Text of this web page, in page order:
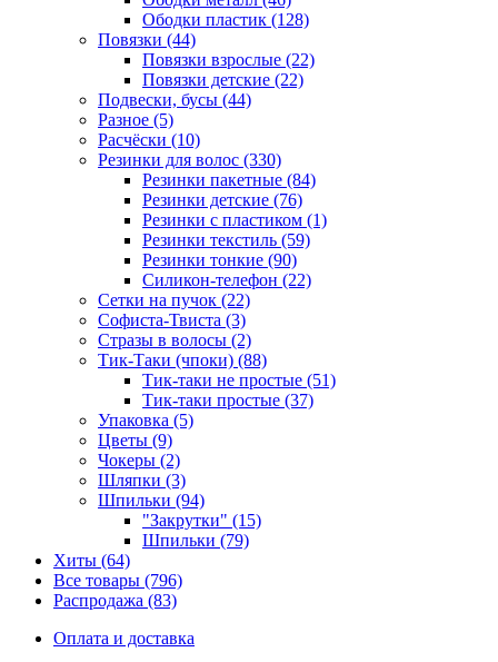
Ободки пластик (128)
Повязки (44)
Повязки взрослые (22)
Повязки детские (22)
Подвески, бусы (44)
Разное (5)
Расчёски (10)
Резинки для волос (330)
Резинки пакетные (84)
Резинки детские (76)
Резинки с пластиком (1)
Резинки текстиль (59)
Резинки тонкие (90)
Силикон-телефон (22)
Сетки на пучок (22)
Софиста-Твиста (3)
Стразы в волосы (2)
Тик-Таки (чпоки) (88)
Тик-таки не простые (51)
Тик-таки простые (37)
Упаковка (5)
Цветы (9)
Чокеры (2)
Шляпки (3)
Шпильки (94)
"Закрутки" (15)
Шпильки (79)
Хиты (64)
Все товары (796)
Распродажа (83)
Оплата и доставка